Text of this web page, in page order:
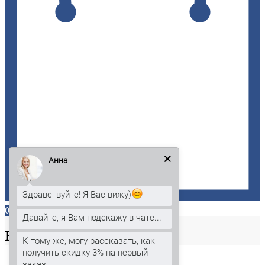
0
Вашакорзина
Анна
Здравствуйте! Я Вас вижу)
Давайте, я Вам подскажу в чате...
К тому же, могу рассказать, как
получить скидку 3% на первый